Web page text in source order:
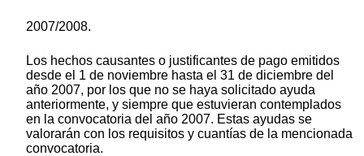
2007/2008.
Los hechos causantes o justificantes de pago emitidos
desde el 1 de noviembre hasta el 31 de diciembre del
año 2007, por los que no se haya solicitado ayuda
anteriormente, y siempre que estuvieran contemplados
en la convocatoria del año 2007. Estas ayudas se
valorarán con los requisitos y cuantías de la mencionada
convocatoria.